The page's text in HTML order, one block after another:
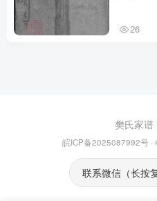
26
樊氏家谱
皖ICP备2025087992号·
联系微信（长按